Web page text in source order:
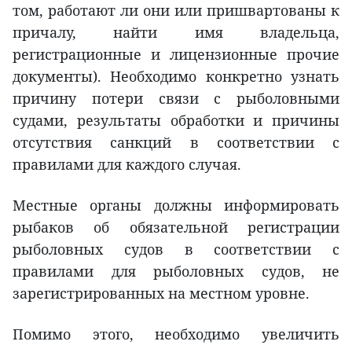
том, работают ли они или пришвартованы к
причалу, найти имя владельца,
регистрационные и лицензионные прочие
документы). Необходимо конкретно узнать
причину потери связи с рыболовными
судами, результаты обработки и причины
отсутствия санкций в соответствии с
правилами для каждого случая.
Местные органы должны информировать
рыбаков об обязательной регистрации
рыболовных судов в соответствии с
правилами для рыболовных судов, не
зарегистрированных на местном уровне.
Помимо этого, необходимо увеличить